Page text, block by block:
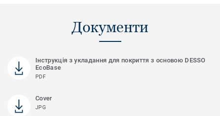
Документи
Інструкція з укладання для покриття з основою DESSO
EcoBase
PDF
Cover
JPG